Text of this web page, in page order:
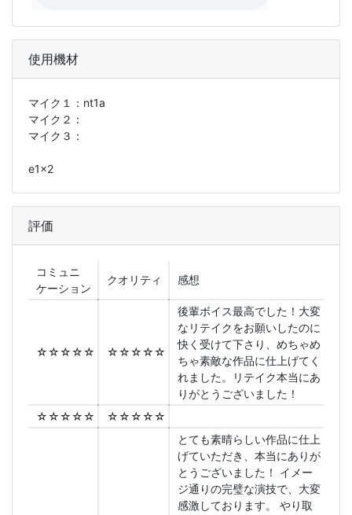
使用機材
マイク１： nt1a
マイク２：
マイク３：
e1x2
評価
コミュニ
ケーション
クオリティ 感想
☆☆☆☆☆ ☆☆☆☆☆
後輩ボイス最高でした！大変
なリテイクをお願いしたのに
快く受けて下さり、めちゃめ
ちゃ素敵な作品に仕上げてく
れました。リテイク本当にあ
りがとうございました！
☆☆☆☆☆
☆☆☆☆☆
とても素晴らしい作品に仕上
げていただき、本当にありが
とうございました！ イメー
ジ通りの完璧な演技で、大変
感激しております。 やり取